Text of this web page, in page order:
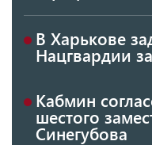
В Харькове
Нацгвардии
Кабмин
шестого
Синегубова